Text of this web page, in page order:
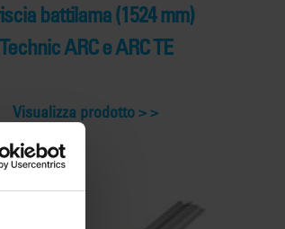
battilama (1524 mm)
Technic ARC e ARC TE
Visualizza prodotto >